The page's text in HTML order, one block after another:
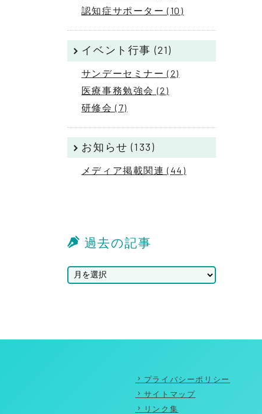
認知症サポーター (10)
イベント行事 (21)
サンデーセミナー (2)
医療事務勉強会 (2)
研修会 (7)
お知らせ (133)
メディア掲載関連 (44)
過去の記事
プライバシーポリシー
サイトマップ
リンク集